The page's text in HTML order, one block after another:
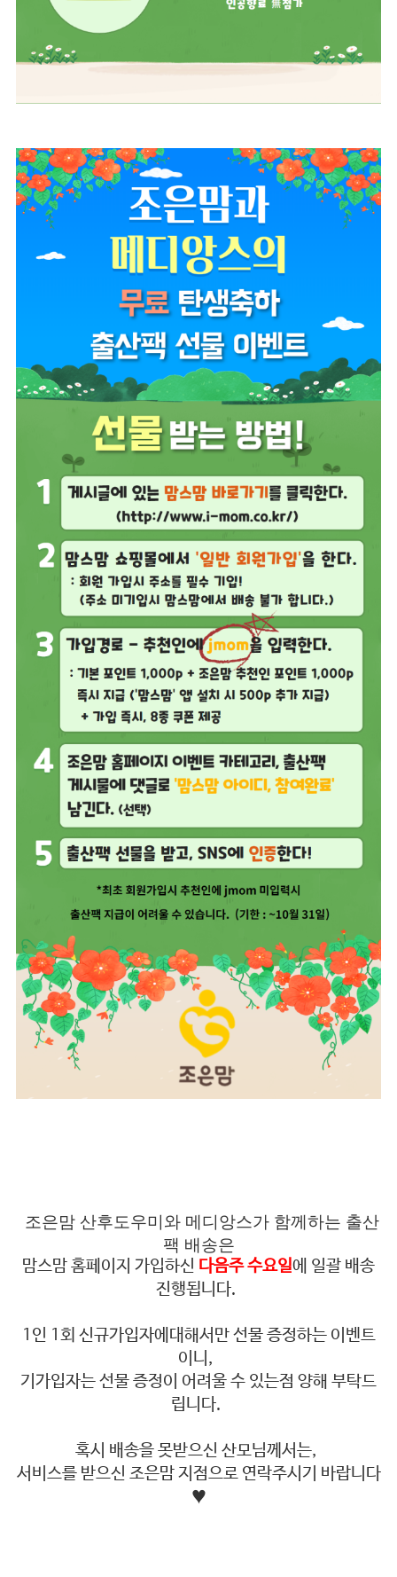
조은맘 산후도우미와 메디앙스가 함께하는 출산
팩 배송은
맘스맘 홈페이지 가입하신 다음주 수요일에 일괄 배송
진행됩니다.
1인 1회 신규가입자에대해서만 선물 증정하는 이벤트
이니,
기가입자는 선물 증정이 어려울 수 있는점 양해 부탁드
립니다.
혹시 배송을 못받으신 산모님께서는,
서비스를 받으신 조은맘 지점으로 연락주시기 바랍니다
♥